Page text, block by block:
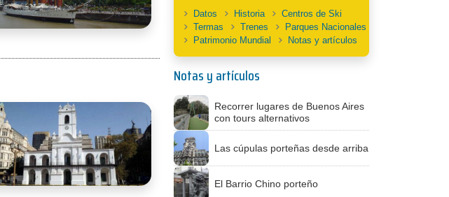
Datos Historia
Centros de Ski
Termas
Trenes
Parques Nacionales
Patrimonio Mundial
Notas y artículos
Notas y artículos
Recorrer lugares de Buenos Aires
con tours alternativos
Las cúpulas porteñas desde arriba
El Barrio Chino porteño